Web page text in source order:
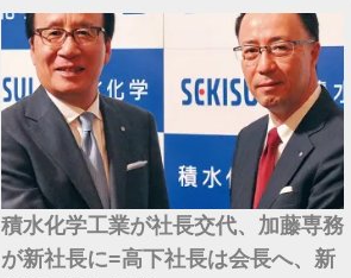
積水化学工業が社長交代、加藤専務
が新社長に=高下社長は会長へ、新